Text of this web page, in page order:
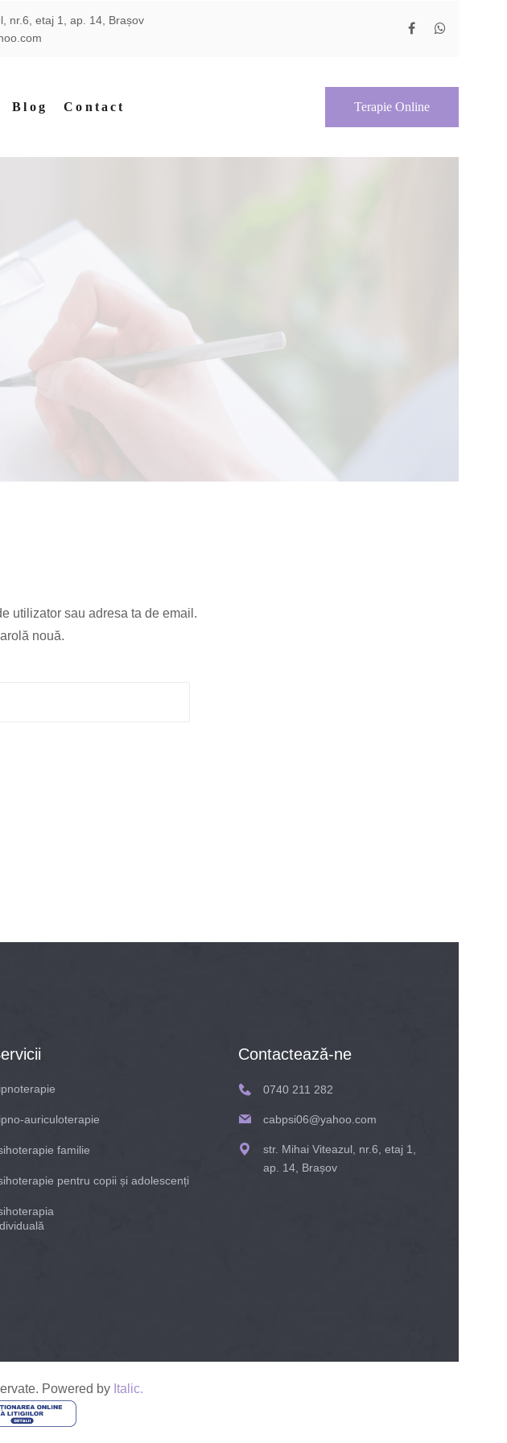
nr.6, etaj 1, ap. 14, Brașov
Blog Contact Terapie Online
utilizator sau adresa ta de email.
nouă.
auriculoterapie
familie
pentru copii și adolescenți
Contactează-ne
0740 211 282
cabpsi06@yahoo.com
str. Mihai Viteazul, nr.6, etaj 1,
ap. 14, Brașov
Powered by Italic.